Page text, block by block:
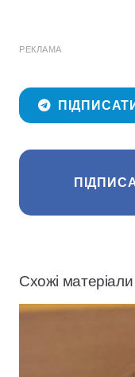
РЕКЛАМА
Схожі матеріали